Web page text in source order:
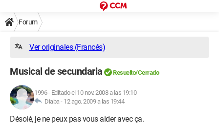
Forum
Ver originales (Francés)
Musical de secundaria Resuelto/Cerrado
1996- Editado el 10 nov. 2008 a las 19:10
Diaba - 12 ago. 2009 a las 19:44
Désolé, je ne peux pas vous aider avec ça.